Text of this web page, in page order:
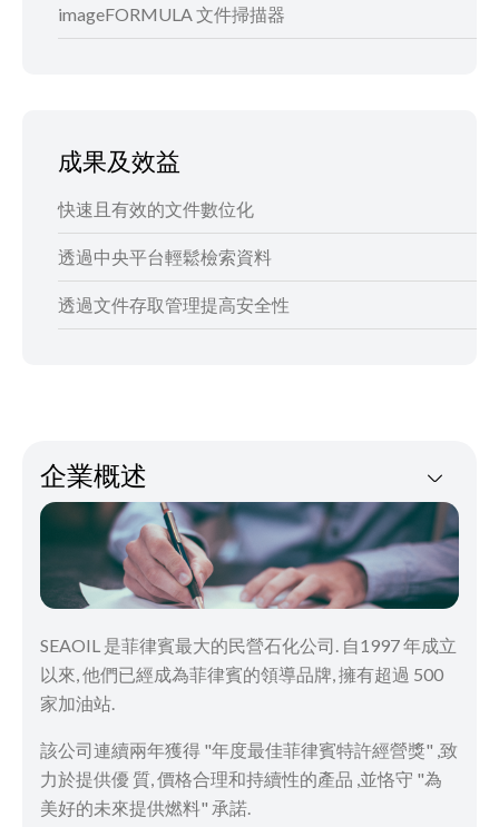
imageFORMULA 文件掃描器
成果及效益
快速且有效的文件數位化
透過中央平台輕鬆檢索資料
透過文件存取管理提高安全性
企業概述
SEAOIL 是菲律賓最大的民營石化公司. 自1997 年成立
以來, 他們已經成為菲律賓的領導品牌, 擁有超過 500
家加油站.
該公司連續兩年獲得 "年度最佳菲律賓特許經營獎" ,致
力於提供優 質, 價格合理和持續性的產品 ,並恪守 "為
美好的未來提供燃料" 承諾.